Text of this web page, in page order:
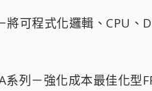
可程式化邏輯、CPU、
列－強化成本最佳化型